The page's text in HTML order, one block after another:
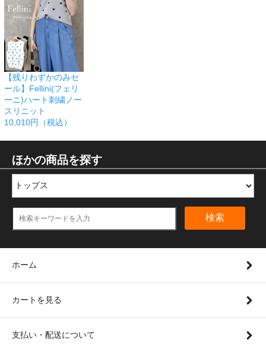
【残りわずかのみセ
ール】Fellini(フェリ
ーニ)ハート刺繍ノー
スリニット
10,010円（税込）
ほかの商品を探す
検索
ホーム
カートを見る
支払い・配送について